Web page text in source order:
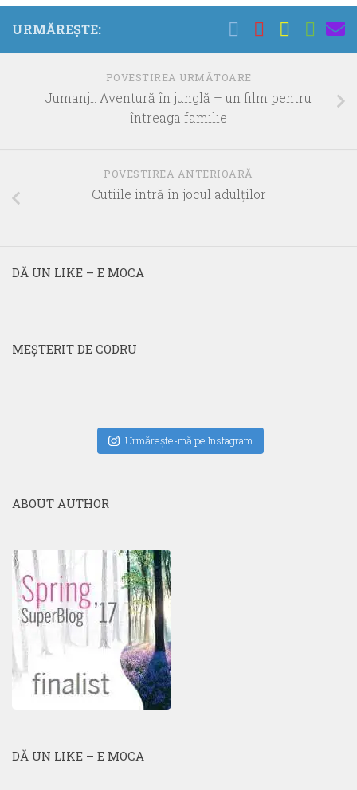
URMĂREȘTE:
POVESTIREA URMĂTOARE
Jumanji: Aventură în junglă – un film pentru
întreaga familie
POVESTIREA ANTERIOARĂ
Cutiile intră în jocul adulţilor
DĂ UN LIKE – E MOCA
MEŞTERIT DE CODRU
Urmăreşte-mă pe Instagram
ABOUT AUTHOR
DĂ UN LIKE – E MOCA